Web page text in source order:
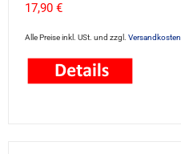
17,90 €
Alle Preise inkl. USt. und zzgl. Versandkosten